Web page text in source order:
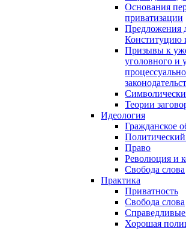
Основания
приватизации
Предложения
Конституцию
Призывы к
уголовного и
Теории
Идеология
Гражданское
Право
Революция и
Свобода слова
Практика
Приватность
Свобода слова
Хорошая